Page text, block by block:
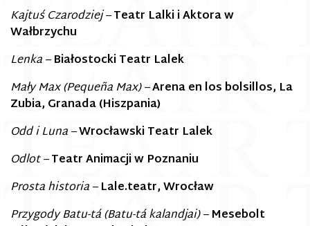
Kajtuś Czarodziej –Teatr Lalki i Aktora w
Wałbrzychu
Lenka –Białostocki Teatr Lalek
Mały Max(Pequeña Max) –Arena en los bolsillos, La
Zubia, Granada (Hiszpania)
Odd i Luna –Wrocławski Teatr Lalek
Odlot –Teatr Animacji w Poznaniu
Prosta historia –Lale.teatr, Wrocław
Przygody Batu-tá (Batu-tá kalandjai) –Mesebolt